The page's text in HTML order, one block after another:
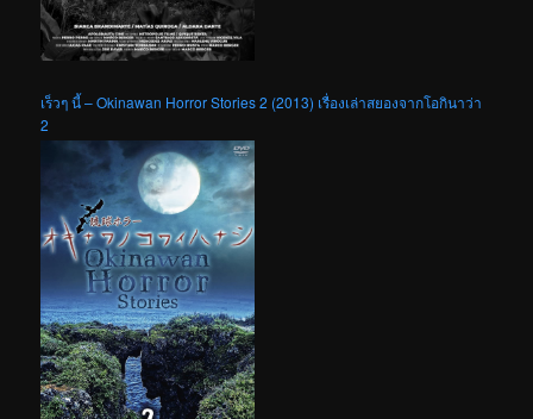
เร็วๆ นี้ – Okinawan Horror Stories 2 (2013) เรื่องเล่าสยองจากโอกินาว่า
2